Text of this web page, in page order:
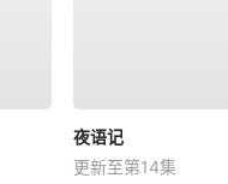
夜语记
更新至第14集